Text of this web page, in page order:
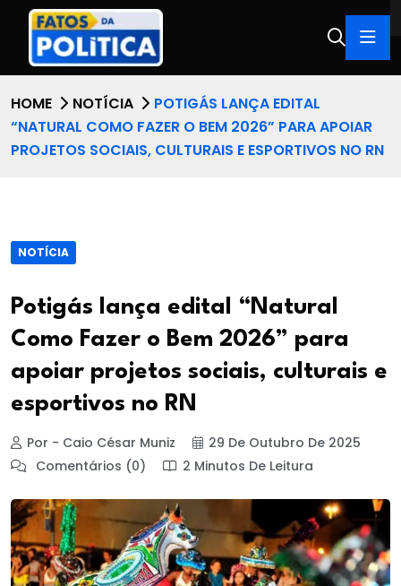
HOME NOTÍCIA
POTIGÁS LANÇA EDITAL
“NATURAL COMO FAZER O BEM 2026” PARA APOIAR
PROJETOS SOCIAIS, CULTURAIS E ESPORTIVOS NO RN
NOTÍCIA
Potigás lança edital “Natural
Como Fazer o Bem 2026” para
apoiar projetos sociais, culturais e
esportivos no RN
Por - Caio César Muniz
29 De Outubro De 2025
Comentários (0)
2 Minutos De Leitura